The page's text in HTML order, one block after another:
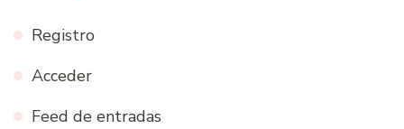
Registro
Acceder
Feed de entradas